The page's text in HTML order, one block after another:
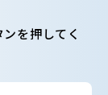
を押してく